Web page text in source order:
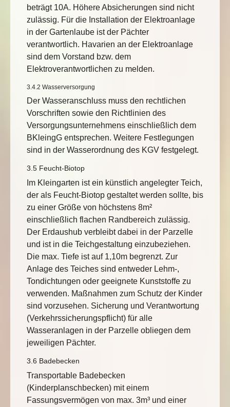
beträgt 10A. Höhere Absicherungen sind nicht
zulässig. Für die Installation der Elektroanlage
in der Gartenlaube ist der Pächter
verantwortlich. Havarien an der Elektroanlage
sind dem Vorstand bzw. dem
Elektroverantwortlichen zu melden.
3.4.2 Wasserversorgung
Der Wasseranschluss muss den rechtlichen
Vorschriften sowie den Richtlinien des
Versorgungsunternehmens einschließlich dem
BKleingG entsprechen. Weitere Festlegungen
sind in der Wasserordnung des KGV festgelegt.
3.5 Feucht-Biotop
Im Kleingarten ist ein künstlich angelegter Teich,
der als Feucht-Biotop gestaltet werden sollte, bis
zu einer Größe von höchstens 8m²
einschließlich flachen Randbereich zulässig.
Der Erdaushub verbleibt dabei in der Parzelle
und ist in die Teichgestaltung einzubeziehen.
Die max. Tiefe ist auf 1,10m begrenzt. Zur
Anlage des Teiches sind entweder Lehm-,
Tondichtungen oder geeignete Kunststoffe zu
verwenden. Maßnahmen zum Schutz der Kinder
sind vorzusehen. Sicherung und Verantwortung
(Verkehrssicherungspflicht) für alle
Wasseranlagen in der Parzelle obliegen dem
jeweiligen Pächter.
3.6 Badebecken
Transportable Badebecken
(Kinderplanschbecken) mit einem
Fassungsvermögen von max. 3m³ und einer